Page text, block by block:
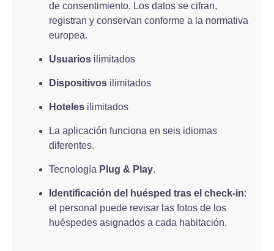
de consentimiento. Los datos se cifran,
registran y conservan conforme a la normativa
europea.
Usuarios ilimitados
Dispositivos ilimitados
Hoteles ilimitados
La aplicación funciona en seis idiomas
diferentes.
Tecnología Plug & Play.
Identificación del huésped tras el check-in:
el personal puede revisar las fotos de los
huéspedes asignados a cada habitación.